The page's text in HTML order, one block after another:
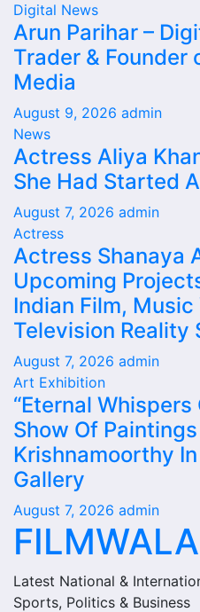
Digital News
Arun Parihar –
Trader & Founder
Media
August 9, 2026 admin
News
Actress Aliya
She Had Started
August 7, 2026 admin
Actress
Actress Shanaya
Upcoming
Indian Film,
Television Reality
August 7, 2026 admin
Art Exhibition
“Eternal Whispers
Show Of
Krishnamoorthy
Gallery
August 7, 2026 admin
Latest National &
Sports, Politics & Business